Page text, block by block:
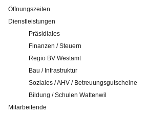
Öffnungszeiten
Dienstleistungen
Präsidiales
Finanzen / Steuern
Regio BV Westamt
Bau / Infrastruktur
Soziales / AHV / Betreuungsgutscheine
Bildung / Schulen Wattenwil
Mitarbeitende